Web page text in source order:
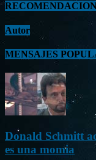
Autor
MENSAJES
Donald Schmitt
es una momia